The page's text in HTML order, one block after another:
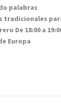
palabras
tradicionales
De 18:00 a
Europa